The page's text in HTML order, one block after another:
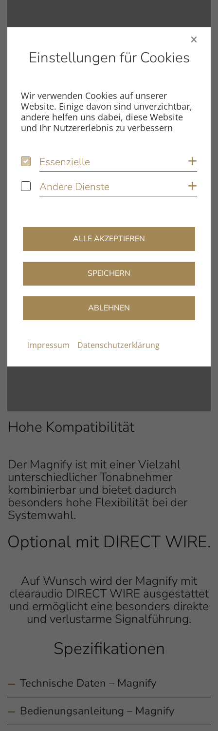
Headshell und Azimuth lassen sich
präzise feinjustieren. Mit optionalem
Abspielens angepasst werden.
Hohe Kompatibilität
Der Magnify ist mit einer Vielzahl
unterschiedlicher Tonabnehmer
kombinierbar und bietet dadurch
besonders hohe Flexibilität bei der
Systemwahl.
Einleitung
Optional mit DIRECT WIRE.
InhaltAuf Wunsch wird der Magnify mit
clearaudio DIRECT WIRE ausgestattet
und ermöglicht eine besonders direkte
und verlustarme Signalführung.
Einleitung
Spezifikationen
Antwort anzeigen
Technische Daten – Magnify
Antwort anzeigen
Bedienungsanleitung – Magnify
Einstellungen für Cookies
Wir verwenden Cookies auf unserer
Website. Einige davon sind unverzichtbar,
andere helfen uns dabei, diese Website
und Ihr Nutzererlebnis zu verbessern
Essenzielle
Essenzielle
Andere Dienste
Andere Dienste
ALLE AKZEPTIEREN
SPEICHERN
ABLEHNEN
Impressum Datenschutzerklärung